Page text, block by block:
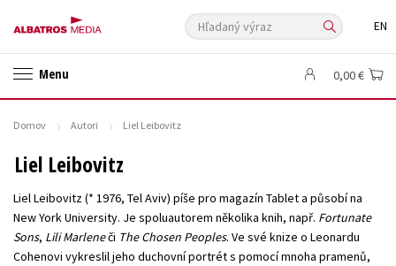
Hľadaný výraz EN
Menu
🏷️ Zlacnené knihy
⚔️ Zaklínač na CD
Doplnkový sortiment
Ezoterika a duchovný svet
História a military
Hobby
Humanitné a spoločenské vedy
0,00 €
Domov Autori Liel Leibovitz
Liel Leibovitz
Liel Leibovitz (* 1976, Tel Aviv) píše pro magazín Tablet a působí na
New York University. Je spoluautorem několika knih, např. Fortunate
Sons, Lili Marleneči The Chosen Peoples. Ve své knize o Leonardu
Cohenovi vykreslil jeho duchovní portrét s pomocí mnoha pramenů,